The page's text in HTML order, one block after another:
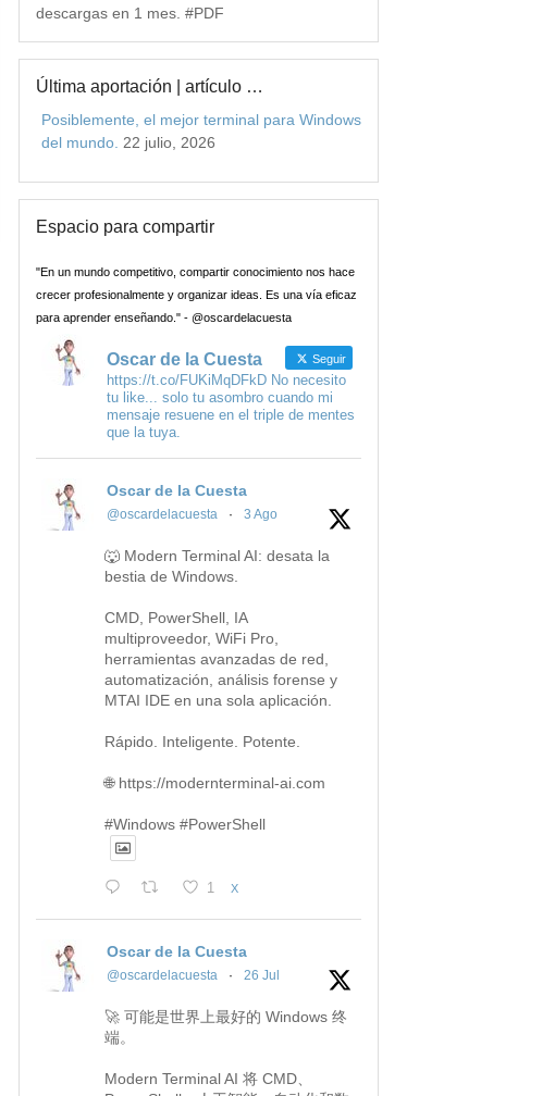
descargas en 1 mes. #PDF
Última aportación | artículo …
Posiblemente, el mejor terminal para Windows
del mundo. 22 julio, 2026
Espacio para compartir
"En un mundo competitivo, compartir conocimiento nos hace
crecer profesionalmente y organizar ideas. Es una vía eficaz
para aprender enseñando." - @oscardelacuesta
Oscar de la Cuesta Seguir
https://t.co/FUKiMqDFkD No necesito
tu like... solo tu asombro cuando mi
mensaje resuene en el triple de mentes
que la tuya.
Oscar de la Cuesta
@oscardelacuesta · 3 Ago
🐺 Modern Terminal AI: desata la
bestia de Windows.
CMD, PowerShell, IA
multiproveedor, WiFi Pro,
herramientas avanzadas de red,
automatización, análisis forense y
MTAI IDE en una sola aplicación.
Rápido. Inteligente. Potente.
🌐 https://modernterminal-ai.com
#Windows #PowerShell
1 X
Oscar de la Cuesta
@oscardelacuesta · 26 Jul
🚀 可能是世界上最好的 Windows 终
端。
Modern Terminal AI 将 CMD、